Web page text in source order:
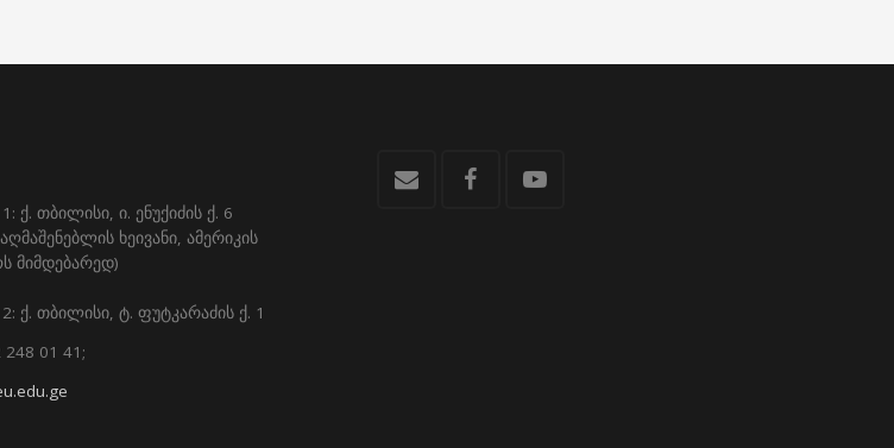
1: ქ. თბილისი, ი. ენუქიძის ქ. 6
ხეივანი, ამერიკის
მიმდებარედ)
2: ქ. თბილისი, ტ. ფუტკარაძის ქ. 1
248 01 41;